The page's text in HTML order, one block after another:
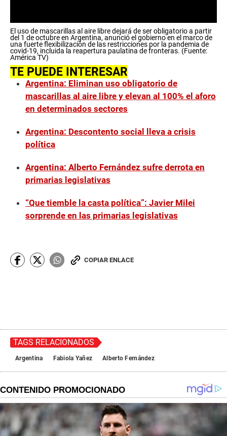
s
e
c
o
n
d
El uso de mascarillas al aire libre dejará de ser obligatorio a partir
del 1 de octubre en Argentina, anunció el gobierno en el marco de
una fuerte flexibilización de las restricciones por la pandemia de
covid-19, incluida la reapertura paulatina de fronteras. (Fuente:
América TV)
TE PUEDE INTERESAR
Argentina: Eliminan uso obligatorio de
mascarillas al aire libre y elevan al 100% el aforo
en determinados sectores
Argentina: Descontento social lleva a crisis
política
Argentina: Alberto Fernández sufre derrota en
primarias legislativas
“Que tiemble la casta política”: Javier Milei
sorprende en las primarias legislativas
COPIAR ENLACE
TAGS RELACIONADOS
Argentina Fabiola Yañez Alberto Fernández